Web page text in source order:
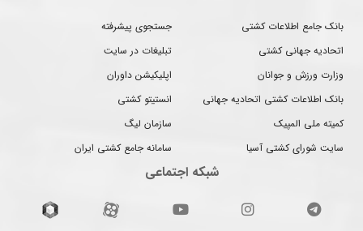
بانک جامع اطلاعات کشتی
اتحادیه جهانی کشتی
وزارت ورزش و جوانان
بانک اطلاعات کشتی اتحادیه جهانی
کمیته ملی المپیک
سایت شورای کشتی آسیا
جستجوی پیشرفته
تبلیغات در سایت
اپلیکیشن داوران
انستیتو کشتی
سازمان لیگ
سامانه جامع کشتی ایران
شبکه اجتماعی